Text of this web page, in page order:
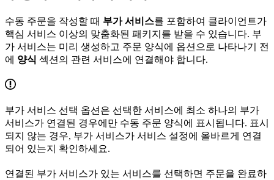
수동 주문을 작성할 때 부가 서비스를 포함하여 클라이언트가
핵심 서비스 이상의 맞춤화된 패키지를 받을 수 있습니다. 부
가 서비스는 미리 생성하고 주문 양식에 옵션으로 나타나기 전
에 양식 섹션의 관련 서비스에 연결해야 합니다.
부가 서비스 선택 옵션은 선택한 서비스에 최소 하나의 부가
서비스가 연결된 경우에만 수동 주문 양식에 표시됩니다. 표시
되지 않는 경우, 부가 서비스가 서비스 설정에 올바르게 연결
되어 있는지 확인하세요.
연결된 부가 서비스가 있는 서비스를 선택하면 주문을 완료하